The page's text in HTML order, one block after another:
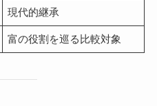
現代的継承
富の役割を巡る比較対象